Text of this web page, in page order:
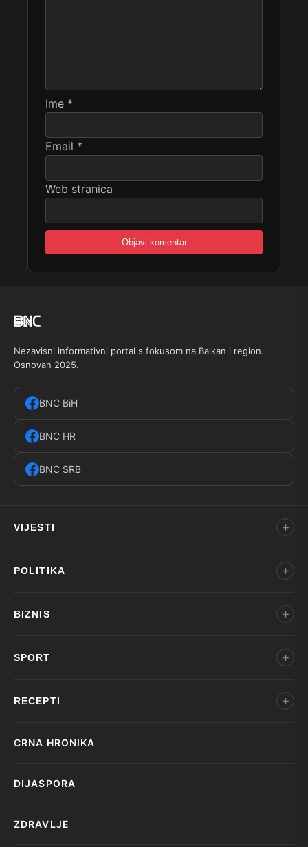
Ime *
Email *
Web stranica
Nezavisni informativni portal s fokusom na Balkan i region.
Osnovan 2025.
BNC BiH
BNC HR
BNC SRB
VIJESTI
POLITIKA
BIZNIS
SPORT
RECEPTI
CRNA HRONIKA
DIJASPORA
ZDRAVLJE